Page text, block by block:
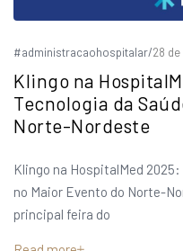
#administracaohospitalar/28
Klingo na
Tecnologia da
Norte-Nordeste
Klingo na HospitalMed
no Maior Evento do Norte-
principal feira do